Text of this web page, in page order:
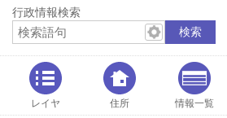
行政情報検索
レイヤ 住所 情報一覧